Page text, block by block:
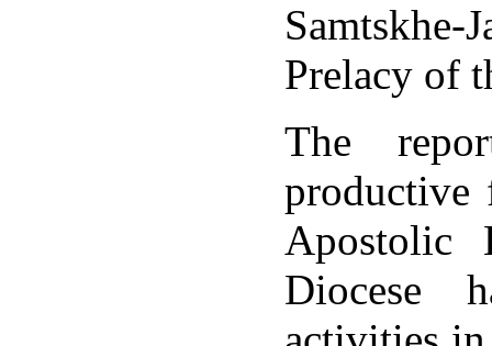
Prelacy of
The
productive
Apostolic
Diocese